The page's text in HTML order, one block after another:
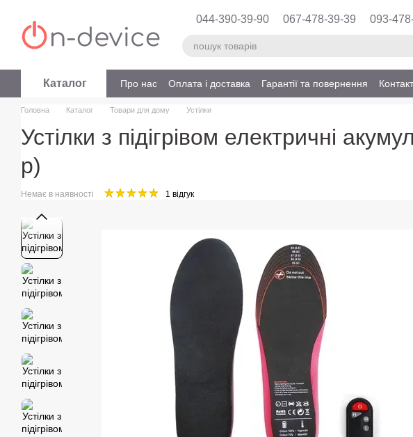
044-390-39-90 067-478-39-39 093-
Каталог Про нас Оплата і доставка Гарантії та повернення
Головна Каталог Товари для дому Устілки
Устілки з підігрівом електричні
р)
Немає в наявності 1 відгук